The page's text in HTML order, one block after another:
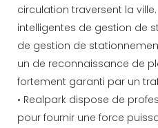
circulation traversent la
intelligentes de gestion de
de gestion de
un de reconnaissance de
fortement garanti par un
• Realpark dispose de
pour fournir une force